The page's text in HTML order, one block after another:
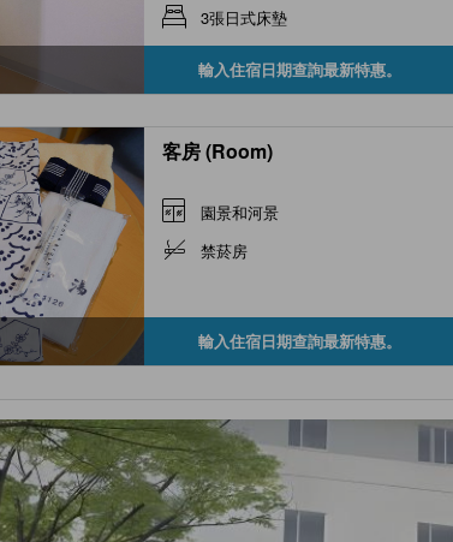
3張日式床墊
輸入住宿日期查詢最新特惠。
客房 (Room)
園景和河景
禁菸房
輸入住宿日期查詢最新特惠。